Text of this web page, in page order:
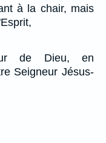
à la chair, mais
de Dieu, en
Seigneur Jésus-